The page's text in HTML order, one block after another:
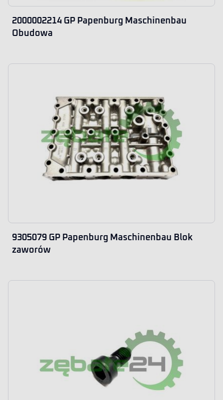
2000002214 GP Papenburg Maschinenbau
Obudowa
9305079 GP Papenburg Maschinenbau Blok
zaworów